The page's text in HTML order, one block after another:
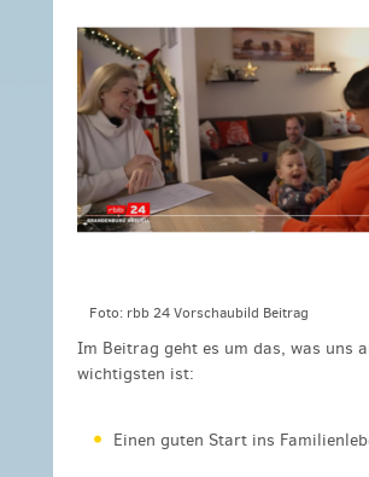
Foto: rbb 24 Vorschaubild Beitrag
Im Beitrag geht es um das, was uns
wichtigsten ist:
Einen guten Start ins